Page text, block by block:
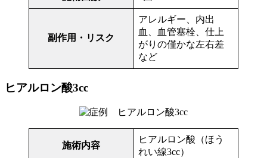
副作用・リスク
アレルギー、内出
血、血管塞栓、仕上
がりの僅かな左右差
など
ヒアルロン酸3cc
施術内容
ヒアルロン酸（ほう
れい線3cc）